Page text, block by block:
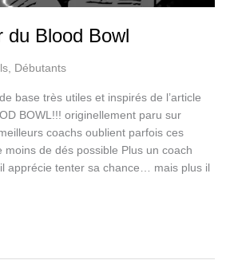
du Blood Bowl
, Débutants
base très utiles et inspirés de l’article
BOWL!!! originellement paru sur
coachs oublient parfois ces
moins de dés possible Plus un coach
apprécie tenter sa chance… mais plus il